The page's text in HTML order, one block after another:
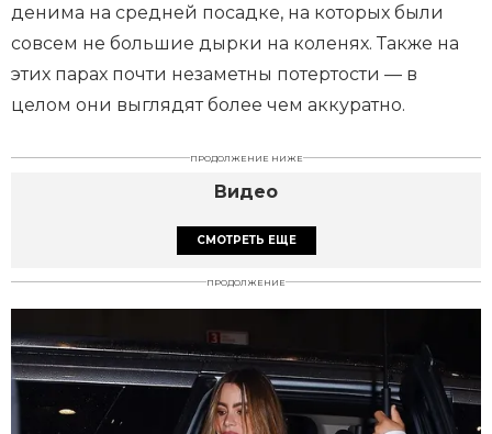
денима на средней посадке, на которых были
совсем не большие дырки на коленях. Также на
этих парах почти незаметны потертости — в
целом они выглядят более чем аккуратно.
ПРОДОЛЖЕНИЕ НИЖЕ
Видео
СМОТРЕТЬ ЕЩЕ
ПРОДОЛЖЕНИЕ